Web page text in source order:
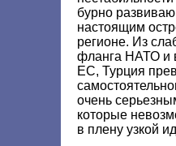
бурно
настоящим
регионе. Из
фланга НАТО и
ЕС, Турция
очень
которые
в плену узкой